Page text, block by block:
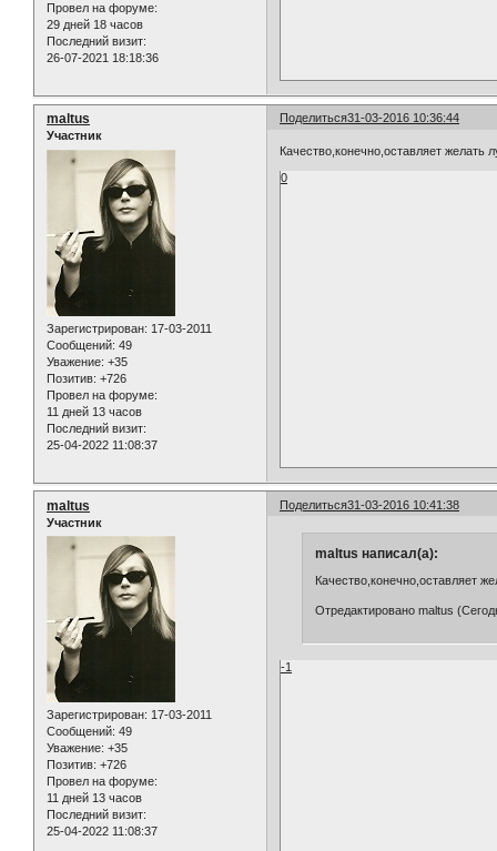
Провел на форуме:
29 дней 18 часов
Последний визит:
26-07-2021 18:18:36
Поделиться31-03-2016 10:36:44
maltus
Участник
Зарегистрирован: 17-03-2011
Сообщений: 49
Уважение: +35
Позитив: +726
Провел на форуме:
11 дней 13 часов
Последний визит:
25-04-2022 11:08:37
Качество,конечно,оставляет желать
0
Поделиться31-03-2016 10:41:38
maltus
Участник
Зарегистрирован: 17-03-2011
Сообщений: 49
Уважение: +35
Позитив: +726
Провел на форуме:
11 дней 13 часов
Последний визит:
25-04-2022 11:08:37
maltus написал(а):
Качество,конечно,оставляет
Отредактировано maltus
-1